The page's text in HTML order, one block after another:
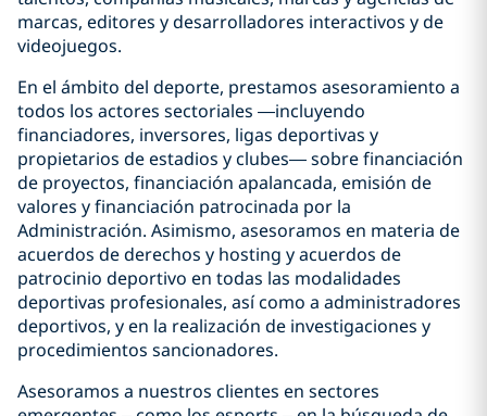
marcas, editores y desarrolladores interactivos y de
videojuegos.
En el ámbito del deporte, prestamos asesoramiento a
todos los actores sectoriales —incluyendo
financiadores, inversores, ligas deportivas y
propietarios de estadios y clubes— sobre financiación
de proyectos, financiación apalancada, emisión de
valores y financiación patrocinada por la
Administración. Asimismo, asesoramos en materia de
acuerdos de derechos y hosting y acuerdos de
patrocinio deportivo en todas las modalidades
deportivas profesionales, así como a administradores
deportivos, y en la realización de investigaciones y
procedimientos sancionadores.
Asesoramos a nuestros clientes en sectores